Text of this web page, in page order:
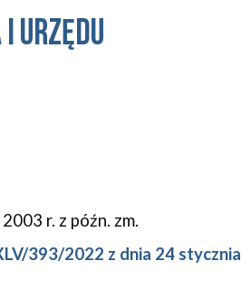
Urzędu
r. z późn. zm.
393/2022 z dnia 24 stycznia